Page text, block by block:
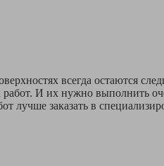
всегда остаются
И их нужно выполнить
лучше заказать в